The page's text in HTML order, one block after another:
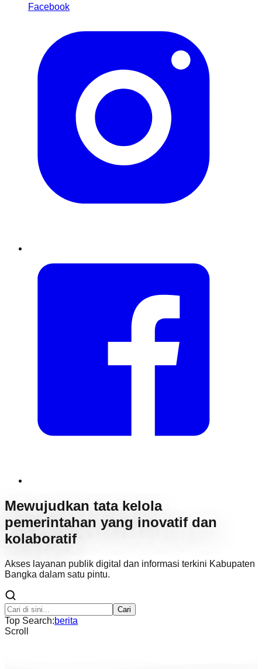
Facebook
Mewujudkan tata kelola
pemerintahan yang inovatif dan
kolaboratif
Akses layanan publik digital dan informasi terkini Kabupaten
Bangka dalam satu pintu.
Cari
Top Search:berita
Scroll